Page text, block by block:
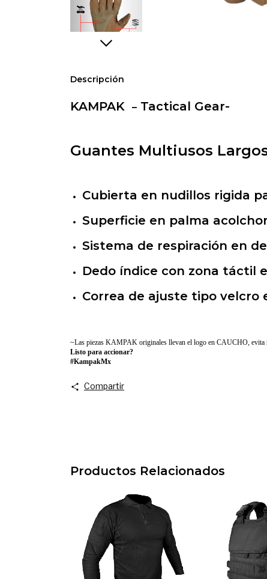
Descripción
KAMPAK – Tactical Gear-
Guantes Multiusos
Cubierta en nudillos rigida
Superficie en palma
Sistema de respiración en
Dedo índice con zona táctil
Correa de ajuste tipo velcro
~Las piezas KAMPAK originales llevan el logo en CAUCHO, evita
Listo para accionar?
#KampakMx
Compartir
Productos Relacionados